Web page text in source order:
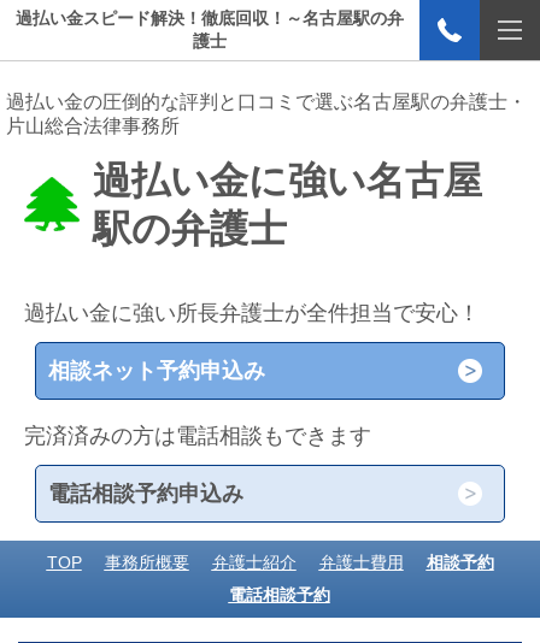
過払い金スピード解決！徹底回収！～名古屋駅の弁
護士
過払い金の圧倒的な評判と口コミで選ぶ名古屋駅の弁護士・
片山総合法律事務所
過払い金に強い名古屋
駅の弁護士
過払い金に強い所長弁護士が全件担当で安心！
相談ネット予約申込み
完済済みの方は電話相談もできます
電話相談予約申込み
TOP 事務所概要 弁護士紹介 弁護士費用
相談予約
電話相談予約